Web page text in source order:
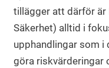
tillägger att därför är
Säkerhet) alltid i
upphandlingar som
göra riskvärderingar